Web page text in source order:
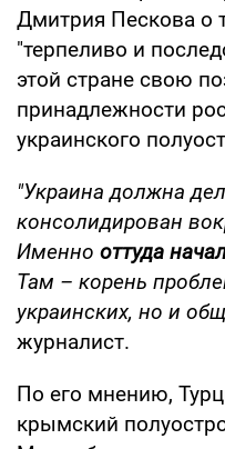
Дмитрия Пескова о
"терпеливо и
этой стране свою
принадлежности
украинского
"Украина должна
консолидирован
Именно оттуда
Там – корень
украинских, но и
журналист.
По его мнению,
крымский